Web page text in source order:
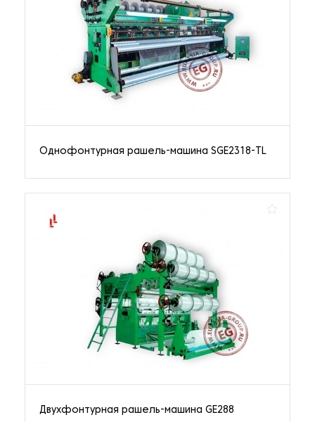
Однофонтурная рашель-машина SGE2318-TL
Двухфонтурная рашель-машина GE288